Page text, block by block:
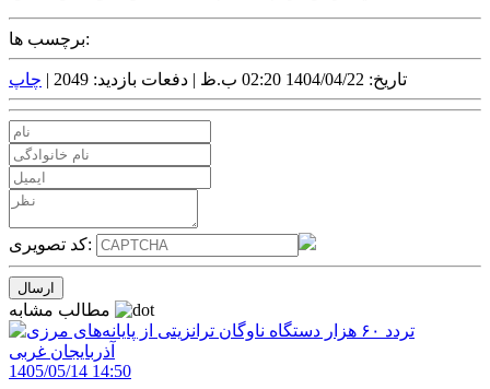
برچسب ها:
تاریخ: 1404/04/22 02:20 ب.ظ | دفعات بازدید: 2049 | چاپ
کد تصویری:
1405/05/14 14:50